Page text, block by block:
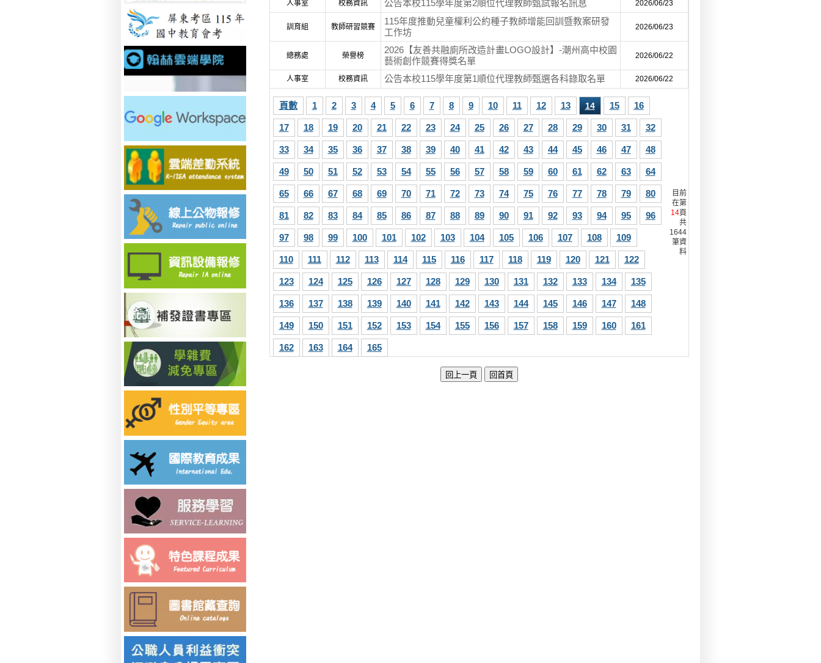
人事室 校務資訊 公告本校115學年度第2順位代理教師甄試報名訊息 2026/06/23
訓育組 教師研習競賽
115年度推動兒童權利公約種子教師增能回訓暨教案研發
工作坊
2026/06/23
總務處 榮譽榜
2026【友善共融廁所改造計畫LOGO設計】-潮州高中校園
藝術創作競賽得獎名單
2026/06/22
人事室 校務資訊 公告本校115學年度第1順位代理教師甄選各科錄取名單 2026/06/22
頁數 1 2 3 4 5 6 7 8 9 10 11 12 13 14 15 16
17 18 19 20 21 22 23 24 25 26 27 28 29 30 31 32
33 34 35 36 37 38 39 40 41 42 43 44 45 46 47 48
49 50 51 52 53 54 55 56 57 58 59 60 61 62 63 64
65 66 67 68 69 70 71 72 73 74 75 76 77 78 79 80
81 82 83 84 85 86 87 88 89 90 91 92 93 94 95 96
97 98 99 100 101 102 103 104 105 106 107 108 109
110 111 112 113 114 115 116 117 118 119 120 121 122
123 124 125 126 127 128 129 130 131 132 133 134 135
136 137 138 139 140 141 142 143 144 145 146 147 148
149 150 151 152 153 154 155 156 157 158 159 160 161
162 163 164 165
目前
在第
14頁
共
1644
筆資
料